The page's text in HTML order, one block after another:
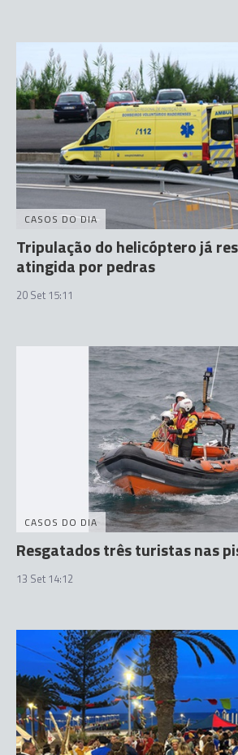
CASOS DO DIA
Tripulação do helicóptero já
atingida por pedras
20 Set 15:11
CASOS DO DIA
Resgatados três turistas nas
13 Set 14:12